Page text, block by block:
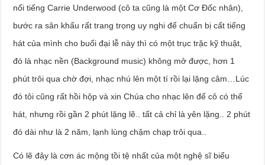
nổi tiếng Carrie Underwood (cô ta cũng là một Cơ Đốc nhân),
bước ra sân khấu rất trang trọng uy nghi để chuẩn bị cất tiếng
hát của mình cho buổi đại lễ này thì có một trục trặc kỹ thuật,
đó là nhạc nền (Background music) không mở được, hơn 1
phút trôi qua chờ đợi, nhạc nhú lên một tí rồi lại lặng câm…Lúc
đó tôi cũng rất hồi hộp và xin Chúa cho nhạc lên để cô có thể
hát, nhưng rồi gần 2 phút lặng lẽ.. tất cả chỉ là yên lặng.. 2 phút
đó dài như là 2 năm, lạnh lùng chậm chạp trôi qua..
Có lẽ đây là cơn ác mộng tồi tệ nhất của một nghệ sĩ biểu